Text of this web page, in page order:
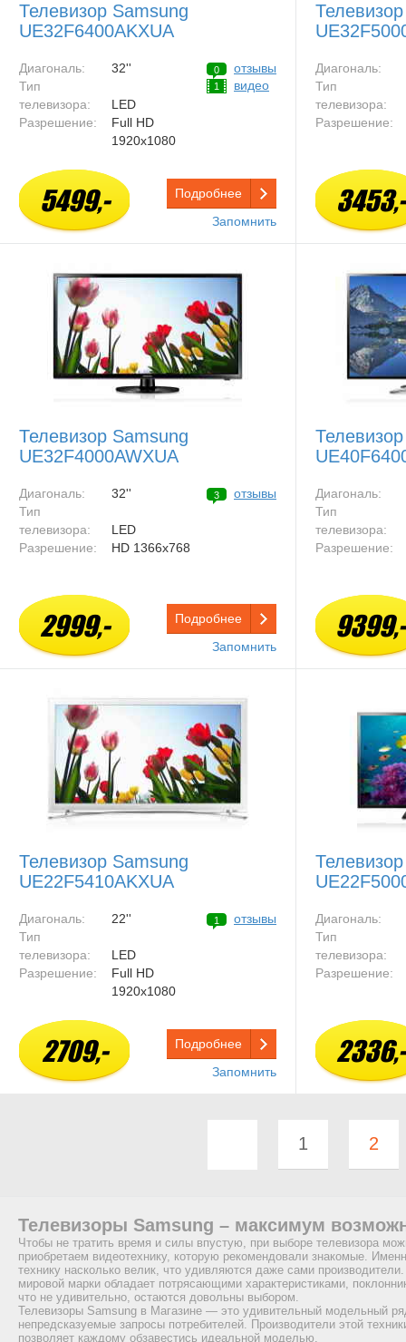
Телевизор Samsung
UE32F6400AKXUA
Диагональ:
32''
Тип
телевизора:
LED
Разрешение:
Full HD
1920x1080
0 отзывы
1 видео
5499,-
Подробнее
Запомнить
Диагональ:
Тип
телевизора:
Разрешение:
3453,-
Телевизор Samsung
UE32F4000AWXUA
Диагональ:
32''
Тип
телевизора:
LED
Разрешение:
HD 1366x768
3 отзывы
2999,-
Подробнее
Запомнить
Диагональ:
Тип
телевизора:
Разрешение:
9399,-
Телевизор Samsung
UE22F5410AKXUA
Диагональ:
22''
Тип
телевизора:
LED
Разрешение:
Full HD
1920x1080
1 отзывы
2709,-
Подробнее
Запомнить
Диагональ:
Тип
телевизора:
Разрешение:
2336,-
1 2
Телевизоры Samsung – максимум
Чтобы не тратить время и силы впустую, при выборе телевизора
приобретаем видеотехнику, которую рекомендовали знакомые.
технику насколько велик, что удивляются даже сами
мировой марки обладает потрясающими характеристиками,
что не удивительно, остаются довольны выбором.
Телевизоры Samsung в Магазине — это удивительный модельный
непредсказуемые запросы потребителей. Производители этой
позволяет каждому обзавестись идеальной моделью.